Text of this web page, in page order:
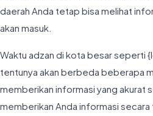
daerah Anda tetap bisa melihat
akan masuk.
Waktu adzan di kota besar seperti
tentunya akan berbeda beberapa
memberikan informasi yang akurat
memberikan Anda informasi